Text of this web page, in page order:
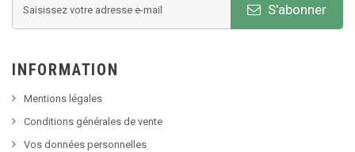
S'abonner
INFORMATION
Mentions légales
Conditions générales de vente
Vos données personnelles